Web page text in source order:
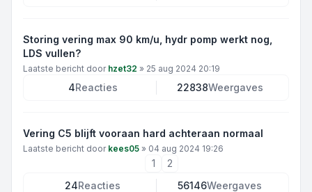
Storing vering max 90 km/u, hydr pomp werkt nog,
LDS vullen?
Laatste bericht door hzet32 » 25 aug 2024 20:19
4Reacties 22838Weergaves
Vering C5 blijft vooraan hard achteraan normaal
Laatste bericht door kees05 » 04 aug 2024 19:26
1
2
24Reacties 56146Weergaves